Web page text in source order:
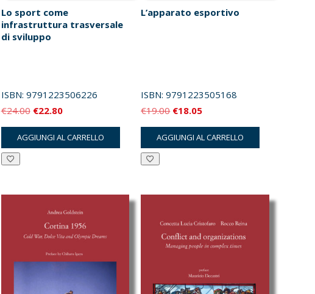
Lo sport come
infrastruttura trasversale
di sviluppo
ISBN: 9791223506226
€24.00 Il
prezzo
originale
€22.80Il
prezzo
attuale
AGGIUNGI AL CARRELLO
L’apparato esportivo
ISBN:9791223505168
€19.00 Il
prezzo
originale
€18.05Il
prezzo
attuale
AGGIUNGI AL CARRELLO